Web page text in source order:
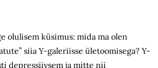
olulisem küsimus: mida ma olen
siia Y-galeriisse ületoomisega? Y-
depressiivsem ja mitte nii